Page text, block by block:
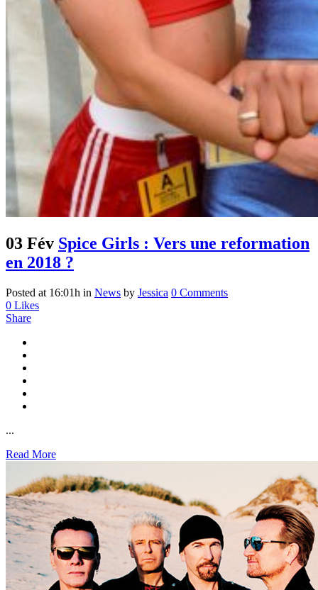
03 Fév Spice Girls : Vers une reformation
en 2018 ?
Posted at 16:01h in News by Jessica 0 Comments
0 Likes
Share
...
Read More